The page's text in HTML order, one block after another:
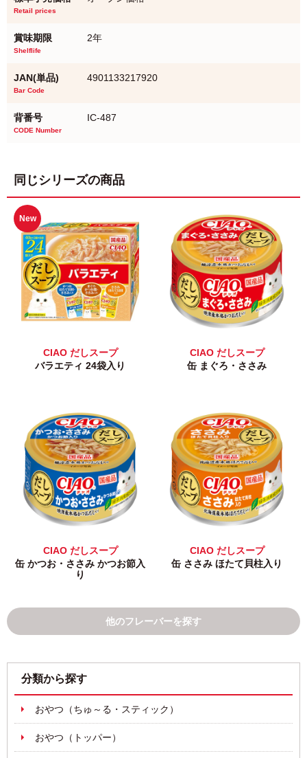
Retail prices
賞味期限
Shelflife
2年
JAN(単品)
Bar Code
4901133217920
背番号
CODE Number
IC-487
同じシリーズの商品
New
CIAO だしスープ
バラエティ 24袋入り
CIAO だしスープ
缶 まぐろ・ささみ
CIAO だしスープ
缶 かつお・ささみ かつお節入
り
CIAO だしスープ
缶 ささみ ほたて貝柱入り
他のフレーバーを探す
分類から探す
おやつ（ちゅ～る・スティック）
おやつ（トッパー）